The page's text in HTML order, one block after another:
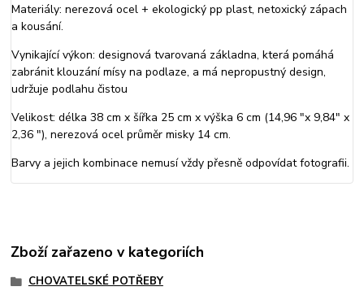
Materiály: nerezová ocel + ekologický pp plast, netoxický zápach
a kousání.
Vynikající výkon: designová tvarovaná základna, která pomáhá
zabránit klouzání mísy na podlaze, a má nepropustný design,
udržuje podlahu čistou
Velikost: délka 38 cm x šířka 25 cm x výška 6 cm (14,96 "x 9,84" x
2,36 "), nerezová ocel průměr misky 14 cm.
Barvy a jejich kombinace nemusí vždy přesně odpovídat fotografii.
Zboží zařazeno v kategoriích
CHOVATELSKÉ POTŘEBY